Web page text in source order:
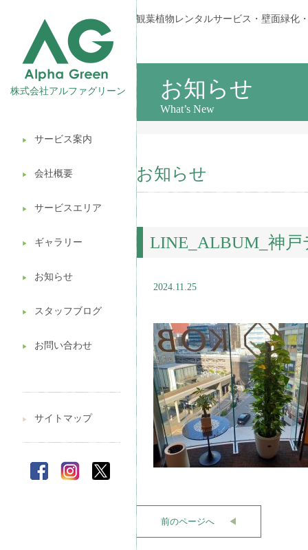
株式会社アルファグリーン
▶︎ サービス案内
▶︎ 会社概要
▶︎ サービスエリア
▶︎ ギャラリー
▶︎ お知らせ
▶︎ スタッフブログ
▶︎ お問い合わせ
観葉植物レンタル
壁面緑化
ギフト販売
造園ガーデニング
植木処分
▶︎ サイトマップ
観葉植物レンタルサービス・壁面緑化
お知らせ
What’s New
お知らせ
LINE_ALBUM_神
2024.11.25
前のページへ ◀︎